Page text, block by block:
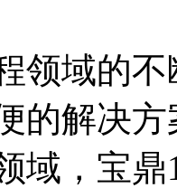
领域的
的解决
域，宝